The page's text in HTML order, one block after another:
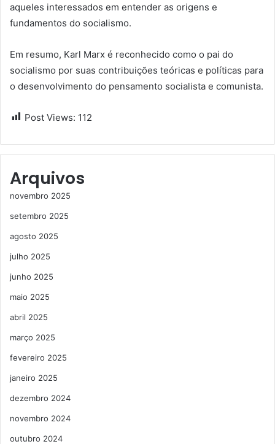
aqueles interessados em entender as origens e
fundamentos do socialismo.
Em resumo, Karl Marx é reconhecido como o pai do
socialismo por suas contribuições teóricas e políticas para
o desenvolvimento do pensamento socialista e comunista.
Post Views: 112
Arquivos
novembro 2025
setembro 2025
agosto 2025
julho 2025
junho 2025
maio 2025
abril 2025
março 2025
fevereiro 2025
janeiro 2025
dezembro 2024
novembro 2024
outubro 2024